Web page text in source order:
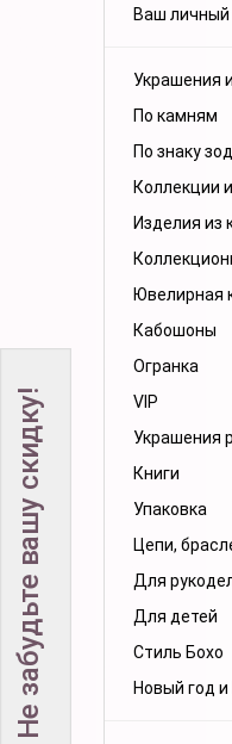
Ваш личный
Украшения
По камням
По знаку
Коллекции
Изделия из
Ювелирная
Кабошоны
Огранка
VIP
Украшения
Книги
Упаковка
Цепи,
Для
Для детей
Стиль Бохо
Новый год
Не забудьте вашу скидку!